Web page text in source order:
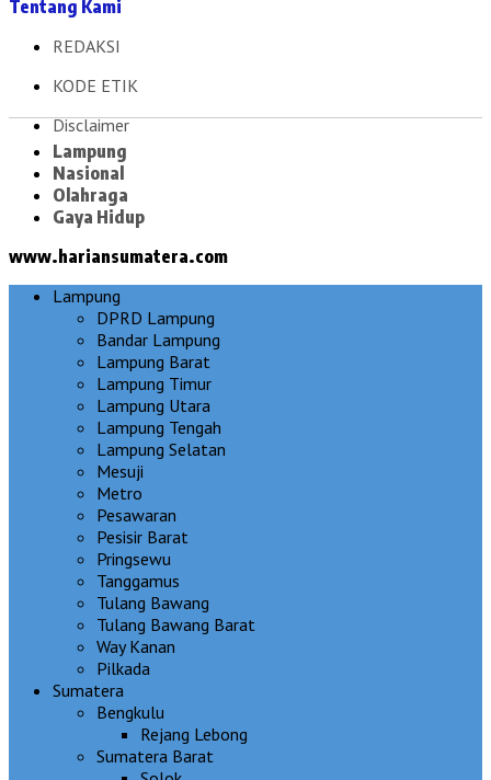
Tentang Kami
REDAKSI
KODE ETIK
Disclaimer
Lampung
Nasional
Olahraga
Gaya Hidup
www.hariansumatera.com
Lampung
DPRD Lampung
Bandar Lampung
Lampung Barat
Lampung Timur
Lampung Utara
Lampung Tengah
Lampung Selatan
Mesuji
Metro
Pesawaran
Pesisir Barat
Pringsewu
Tanggamus
Tulang Bawang
Tulang Bawang Barat
Way Kanan
Pilkada
Sumatera
Bengkulu
Rejang Lebong
Sumatera Barat